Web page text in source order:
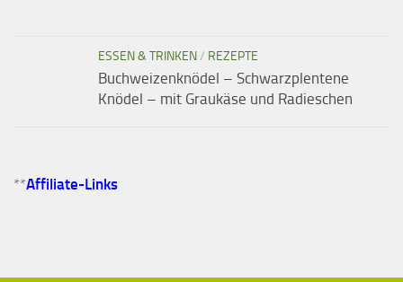
ESSEN & TRINKEN/ REZEPTE
Buchweizenknödel – Schwarzplentene
Knödel – mit Graukäse und Radieschen
**Affiliate-Links